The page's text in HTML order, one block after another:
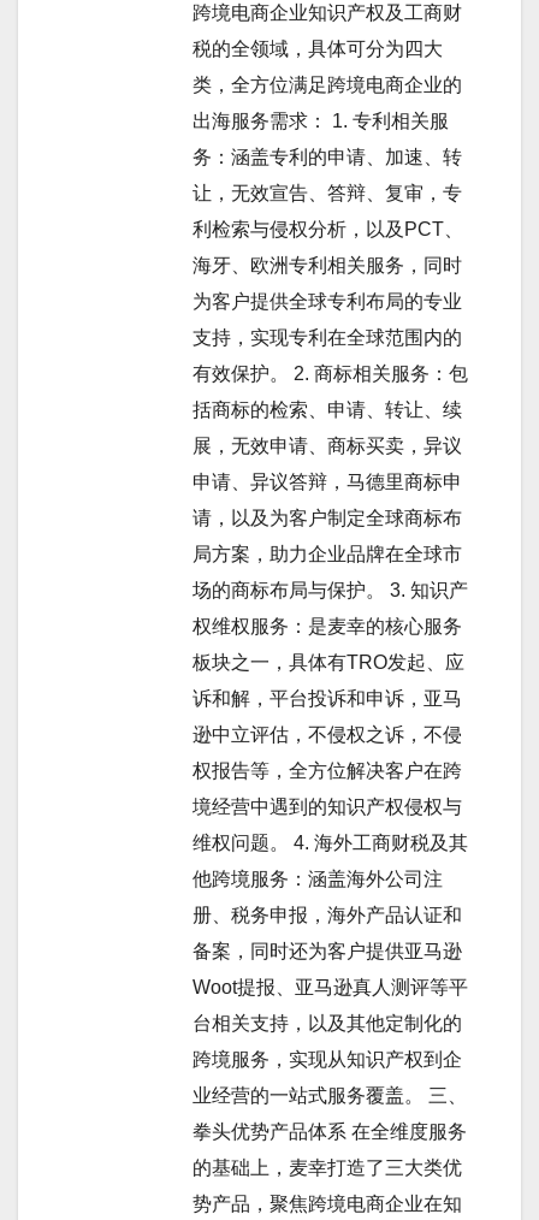
跨境电商企业知识产权及工商财
税的全领域，具体可分为四大
类，全方位满足跨境电商企业的
出海服务需求： 1. 专利相关服
务：涵盖专利的申请、加速、转
让，无效宣告、答辩、复审，专
利检索与侵权分析，以及PCT、
海牙、欧洲专利相关服务，同时
为客户提供全球专利布局的专业
支持，实现专利在全球范围内的
有效保护。 2. 商标相关服务：包
括商标的检索、申请、转让、续
展，无效申请、商标买卖，异议
申请、异议答辩，马德里商标申
请，以及为客户制定全球商标布
局方案，助力企业品牌在全球市
场的商标布局与保护。 3. 知识产
权维权服务：是麦幸的核心服务
板块之一，具体有TRO发起、应
诉和解，平台投诉和申诉，亚马
逊中立评估，不侵权之诉，不侵
权报告等，全方位解决客户在跨
境经营中遇到的知识产权侵权与
维权问题。 4. 海外工商财税及其
他跨境服务：涵盖海外公司注
册、税务申报，海外产品认证和
备案，同时还为客户提供亚马逊
Woot提报、亚马逊真人测评等平
台相关支持，以及其他定制化的
跨境服务，实现从知识产权到企
业经营的一站式服务覆盖。 三、
拳头优势产品体系 在全维度服务
的基础上，麦幸打造了三大类优
势产品，聚焦跨境电商企业在知